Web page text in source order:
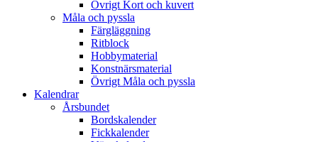
Övrigt Kort och kuvert
Måla och pyssla
Färgläggning
Ritblock
Hobbymaterial
Konstnärsmaterial
Övrigt Måla och pyssla
Kalendrar
Årsbundet
Bordskalender
Fickkalender